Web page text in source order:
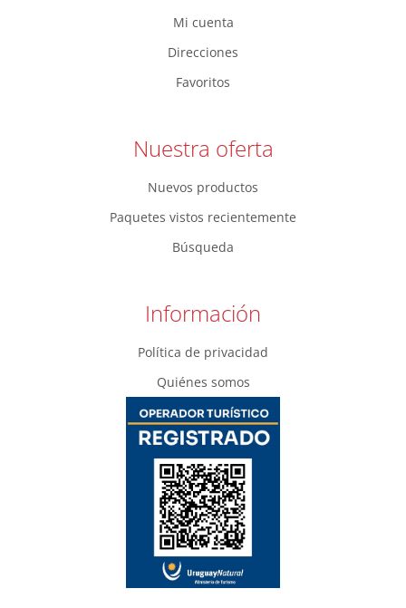
Mi cuenta
Direcciones
Favoritos
Nuestra oferta
Nuevos productos
Paquetes vistos recientemente
Búsqueda
Información
Política de privacidad
Quiénes somos